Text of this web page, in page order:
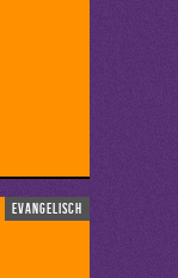
evangelisch